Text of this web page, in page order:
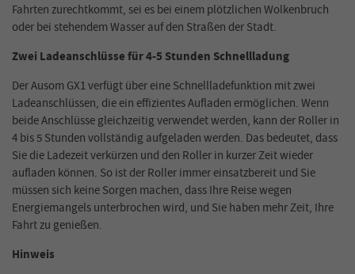
Fahrten zurechtkommt, sei es bei einem plötzlichen Wolkenbruch
oder bei stehendem Wasser auf den Straßen der Stadt.
Zwei Ladeanschlüsse für 4-5 Stunden Schnellladung
Der Ausom GX1 verfügt über eine Schnellladefunktion mit zwei
Ladeanschlüssen, die ein effizientes Aufladen ermöglichen. Wenn
beide Anschlüsse gleichzeitig verwendet werden, kann der Roller in
4 bis 5 Stunden vollständig aufgeladen werden. Das bedeutet, dass
Sie die Ladezeit verkürzen und den Roller in kurzer Zeit wieder
aufladen können. So ist der Roller immer einsatzbereit und Sie
müssen sich keine Sorgen machen, dass Ihre Reise wegen
Energiemangels unterbrochen wird, und Sie haben mehr Zeit, Ihre
Fahrt zu genießen.
Hinweis